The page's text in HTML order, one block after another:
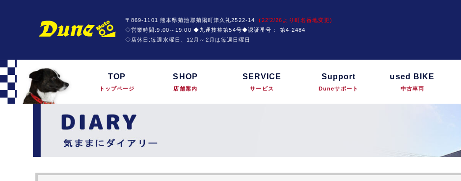
〒869-1101 熊本県菊池郡菊陽町津久礼2522-14(22'2/26より町名番地変更)
◇営業時間:9:00～19:00 ◆九運技整第54号◆認証番号： 第4-2484
◇店休日:毎週水曜日、12月～2月は毎週日曜日
TOP
トップページ
SHOP
店舗案内
SERVICE
サービス
Support
Duneサポート
used BIKE
中古車両